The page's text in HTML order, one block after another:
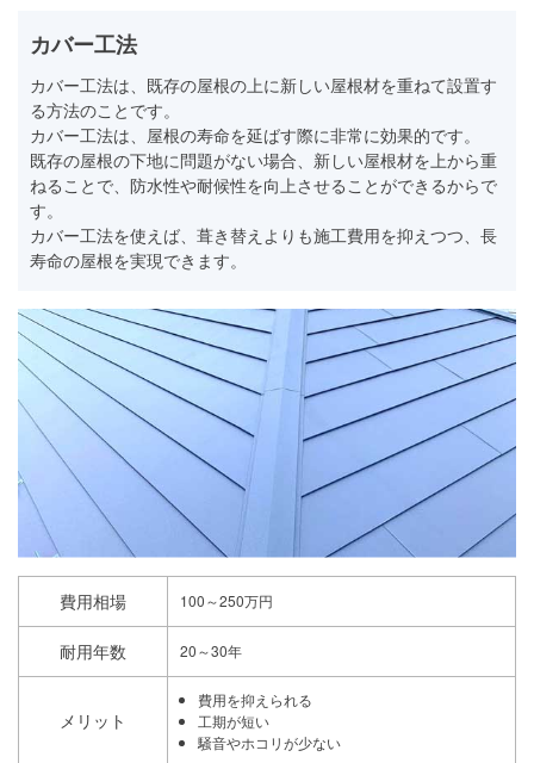
カバー工法
カバー工法は、既存の屋根の上に新しい屋根材を重ねて設置す
る方法のことです。
カバー工法は、屋根の寿命を延ばす際に非常に効果的です。
既存の屋根の下地に問題がない場合、新しい屋根材を上から重
ねることで、防水性や耐候性を向上させることができるからで
す。
カバー工法を使えば、葺き替えよりも施工費用を抑えつつ、長
寿命の屋根を実現できます。
費用相場 100～250万円
耐用年数 20～30年
メリット
費用を抑えられる
工期が短い
騒音やホコリが少ない